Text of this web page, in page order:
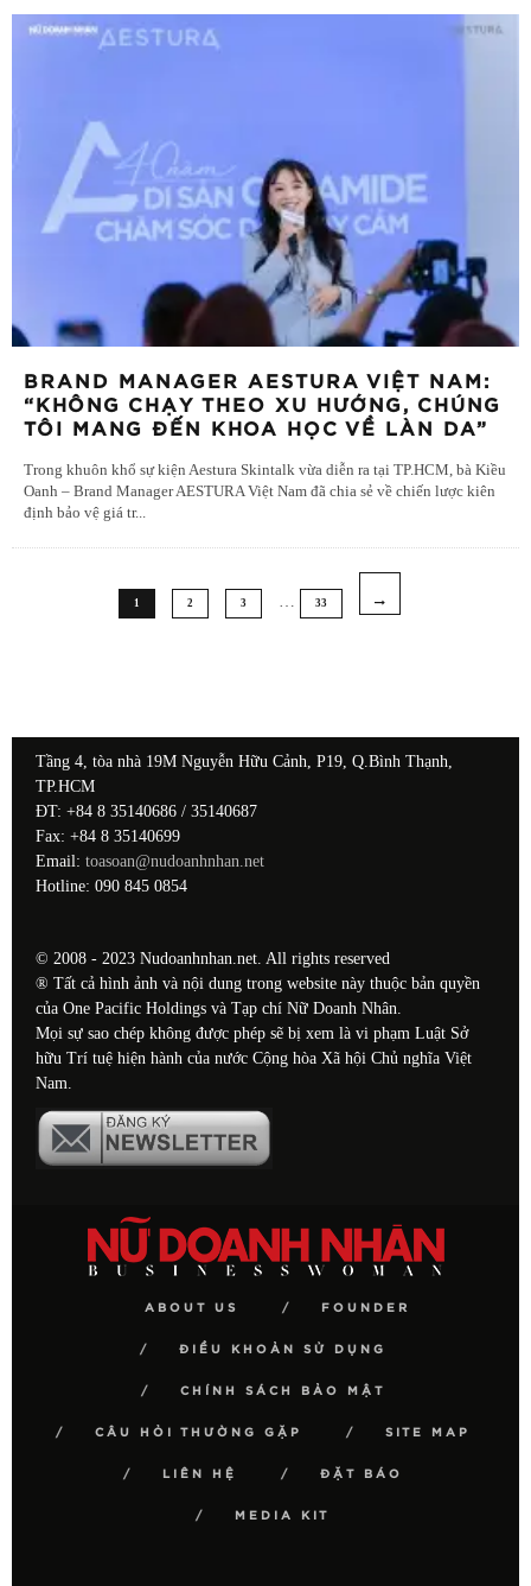
BRAND MANAGER AESTURA VIỆT NAM:
“KHÔNG CHẠY THEO XU HƯỚNG, CHÚNG
TÔI MANG ĐẾN KHOA HỌC VỀ LÀN DA”
Trong khuôn khổ sự kiện Aestura Skintalk vừa diễn ra tại TP.HCM, bà Kiều
Oanh – Brand Manager AESTURA Việt Nam đã chia sẻ về chiến lược kiên
định bảo vệ giá tr...
1 2 3 33
Tầng 4, tòa nhà 19M Nguyễn Hữu Cảnh, P19, Q.Bình Thạnh,
TP.HCM
ĐT: +84 8 35140686 / 35140687
Fax: +84 8 35140699
Email: toasoan@nudoanhnhan.net
Hotline: 090 845 0854
© 2008 - 2023 Nudoanhnhan.net. All rights reserved
® Tất cả hình ảnh và nội dung trong website này thuộc bản quyền
của One Pacific Holdings và Tạp chí Nữ Doanh Nhân.
Mọi sự sao chép không được phép sẽ bị xem là vi phạm Luật Sở
hữu Trí tuệ hiện hành của nước Cộng hòa Xã hội Chủ nghĩa Việt
Nam.
ABOUT US FOUNDER
ĐIỀU KHOẢN SỬ DỤNG
CHÍNH SÁCH BẢO MẬT
CÂU HỎI THƯỜNG GẶP SITE MAP
LIÊN HỆ ĐẶT BÁO
MEDIA KIT